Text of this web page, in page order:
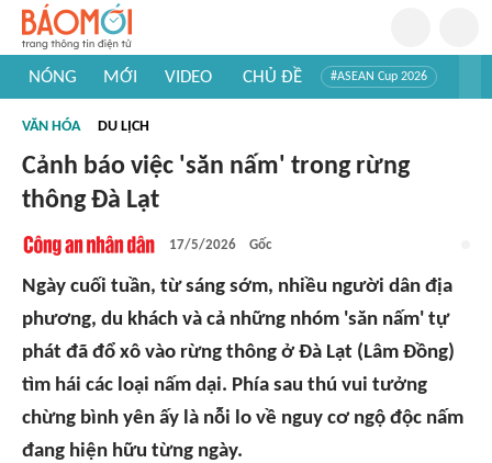
NÓNG MỚI VIDEO CHỦ ĐỀ #ASEAN Cup 2026
#Khám phá thế giới
VĂN HÓA DU LỊCH
Cảnh báo việc 'săn nấm' trong rừng
thông Đà Lạt
17/5/2026 Gốc
Ngày cuối tuần, từ sáng sớm, nhiều người dân địa
phương, du khách và cả những nhóm 'săn nấm' tự
phát đã đổ xô vào rừng thông ở Đà Lạt (Lâm Đồng)
tìm hái các loại nấm dại. Phía sau thú vui tưởng
chừng bình yên ấy là nỗi lo về nguy cơ ngộ độc nấm
đang hiện hữu từng ngày.